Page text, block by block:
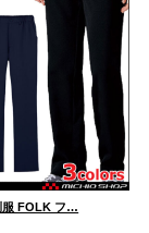
服 FOLK フ…